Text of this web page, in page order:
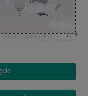
+
-
(5985,3541) (6000,3541)